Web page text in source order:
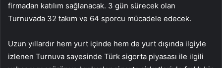
firmadan katılım sağlanacak. 3 gün sürecek olan
Turnuvada 32 takım ve 64 sporcu mücadele edecek.
Uzun yıllardır hem yurt içinde hem de yurt dışında ilgiyle
izlenen Turnuva sayesinde Türk sigorta piyasası ile ilgili